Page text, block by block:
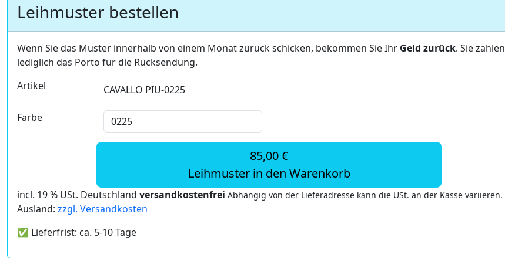
Leihmuster bestellen
Wenn Sie das Muster innerhalb von einem Monat zurück schicken, bekommen Sie Ihr Geld zurück. Sie zahlen
lediglich das Porto für die Rücksendung.
Artikel
CAVALLO PIU-0225
Farbe
85,00 €
Leihmuster in den Warenkorb
incl. 19 % USt. Deutschland versandkostenfrei Abhängig von der Lieferadresse kann die USt. an der Kasse variieren.
Ausland: zzgl. Versandkosten
✅ Lieferfrist: ca. 5-10 Tage